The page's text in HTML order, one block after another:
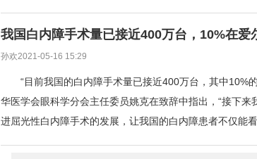
我国白内障手术量已接近400万台，10%在爱
孙欢2021-05-16 15:29
“目前我国的白内障手术量已接近400万台，其中10%
华医学会眼科学分会主任委员姚克在致辞中指出，“接下
进屈光性白内障手术的发展，让我国的白内障患者不仅能